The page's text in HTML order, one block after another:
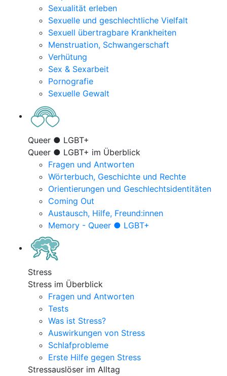
Sexualität erleben
Sexuelle und geschlechtliche Vielfalt
Sexuell übertragbare Krankheiten
Menstruation, Schwangerschaft
Verhütung
Sex & Sexarbeit
Pornografie
Sexuelle Gewalt
Queer ● LGBT+
Queer ● LGBT+ im Überblick
Fragen und Antworten
Wörterbuch, Geschichte und Rechte
Orientierungen und Geschlechtsidentitäten
Coming Out
Austausch, Hilfe, Freund:innen
Memory - Queer ● LGBT+
Stress
Stress im Überblick
Fragen und Antworten
Tests
Was ist Stress?
Auswirkungen von Stress
Schlafprobleme
Erste Hilfe gegen Stress
Stressauslöser im Alltag